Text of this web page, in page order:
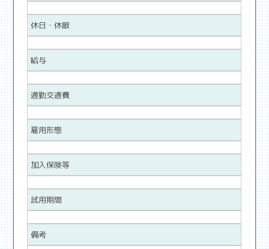
休日・休暇
給与
通勤交通費
雇用形態
加入保険等
試用期間
備考